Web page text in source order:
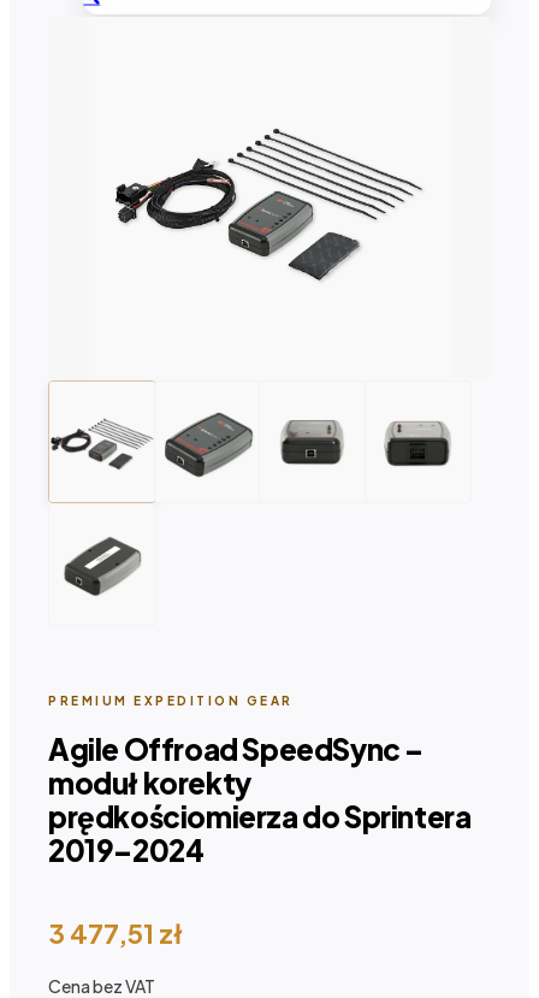
PREMIUM EXPEDITION GEAR
Agile Offroad SpeedSync –
moduł korekty
prędkościomierza do Sprintera
2019–2024
3 477,51 zł
Cena bez VAT